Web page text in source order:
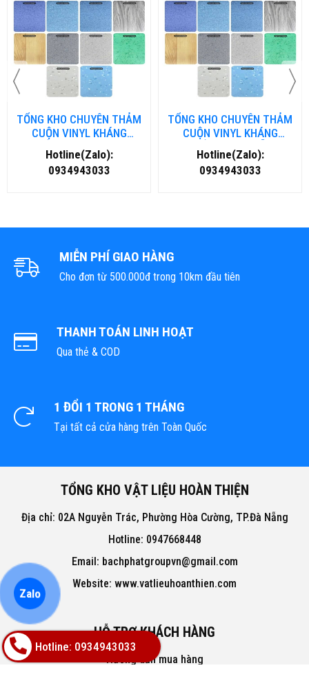
TỔNG KHO CHUYÊN THẢM
CUỘN VINYL KHÁNG
KHUẨN TẠI NHA TRANG
Hotline(Zalo):
0934943033
TỔNG KHO CHUYÊN THẢM
CUỘN VINYL KHÁNG
KHUẨN TẠI ĐÀ NẴNG
Hotline(Zalo):
0934943033
MIỄN PHÍ GIAO HÀNG
Cho đơn từ 500.000đ trong 10km đầu tiên
THANH TOÁN LINH HOẠT
Qua thẻ & COD
1 ĐỔI 1 TRONG 1 THÁNG
Tại tất cả cửa hàng trên Toàn Quốc
TỔNG KHO VẬT LIỆU HOÀN THIỆN
Địa chỉ: 02A Nguyễn Trác, Phường Hòa Cường, TP.Đà Nẵng
Hotline: 0947668448
Email: bachphatgroupvn@gmail.com
Website: www.vatlieuhoanthien.com
HỖ TRỢ KHÁCH HÀNG
Hướng dẫn mua hàng
Hotline: 0934943033
Zalo